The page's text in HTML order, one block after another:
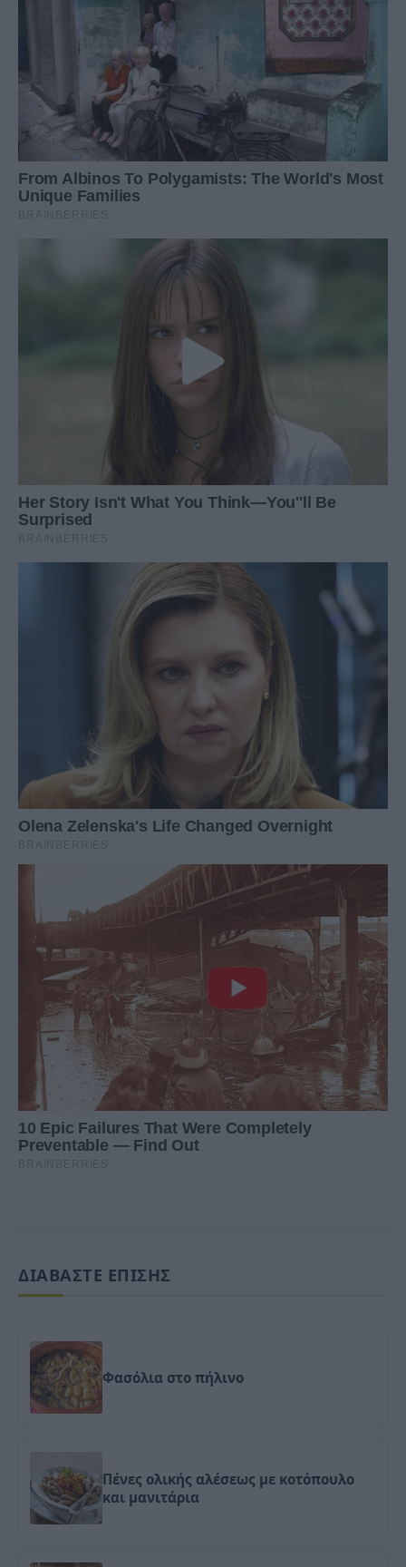
ΔΙΑΒΑΣΤΕ ΕΠΙΣΗΣ
Φασόλια στο πήλινο
Πένες ολικής αλέσεως με κοτόπουλο
και μανιτάρια